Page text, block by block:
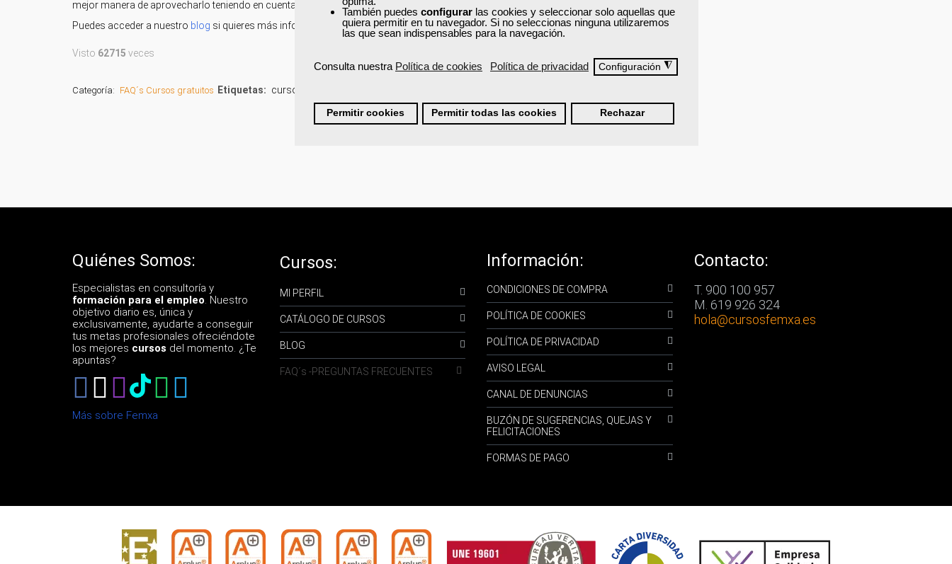
También puedes configurar las cookies y seleccionar solo aquellas que
quiera permitir en tu navegador. Si no seleccionas ninguna utilizaremos
las que sean indispensables para la navegación.
Consulta nuestra Política de cookies Política de privacidad Configuración ◮
Permitir cookies Permitir todas las cookies Rechazar
mejor manera de aprovecharlo teniendo en cuenta tus objetivos y circunstancias.
Puedes acceder a nuestro blog si quieres más información sobre cómo sacar el máximo partido a un curso online.
Visto 62715 veces
Categoría: FAQ´s Cursos gratuitos Etiquetas: cursos online
Quiénes Somos:
Especialistas en consultoría y
formación para el empleo. Nuestro
objetivo diario es, única y
exclusivamente, ayudarte a conseguir
tus metas profesionales ofreciéndote
los mejores cursos del momento. ¿Te
apuntas?
Más sobre Femxa
Cursos:
MI PERFIL
CATÁLOGO DE CURSOS
BLOG
FAQ´s -PREGUNTAS FRECUENTES
Información:
CONDICIONES DE COMPRA
POLÍTICA DE COOKIES
POLÍTICA DE PRIVACIDAD
AVISO LEGAL
CANAL DE DENUNCIAS
BUZÓN DE SUGERENCIAS, QUEJAS Y
FELICITACIONES
FORMAS DE PAGO
Contacto:
T. 900 100 957
M. 619 926 324
hola@cursosfemxa.es